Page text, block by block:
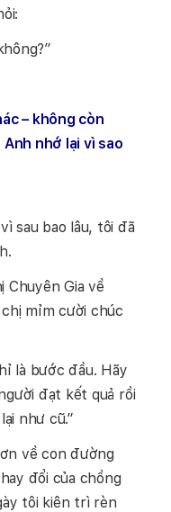
– không còn
nhớ lại vì sao
sau bao lâu, tôi đã
Chuyên Gia về
mỉm cười chúc
là bước đầu. Hãy
đạt kết quả rồi
như cũ.”
về con đường
đổi của chồng
tôi kiên trì rèn